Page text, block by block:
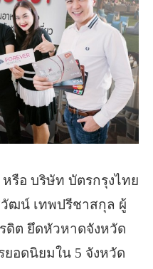
หรือ บริษัท บัตรกรุงไทย
ฒน์ เทพปรีชาสกุล ผู้
ดิต ยึดหัวหาดจังหวัด
ยอดนิยมใน 5 จังหวัด